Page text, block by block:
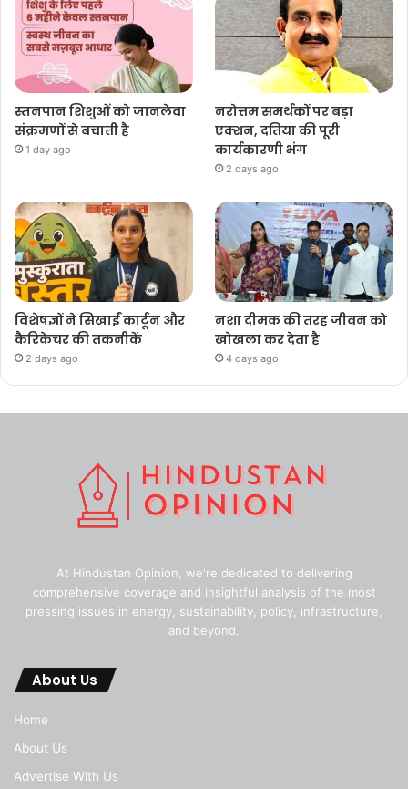
स्तनपान शिशुओं को जानलेवा
संक्रमणों से बचाती है
1 day ago
नरोत्तम समर्थकों पर बड़ा
एक्शन, दतिया की पूरी
कार्यकारणी भंग
2 days ago
विशेषज्ञों ने सिखाईं कार्टून और
कैरिकेचर की तकनीकें
2 days ago
नशा दीमक की तरह जीवन को
खोखला कर देता है
4 days ago
At Hindustan Opinion, we're dedicated to delivering
comprehensive coverage and insightful analysis of the most
pressing issues in energy, sustainability, policy, infrastructure,
and beyond.
About Us
Home
About Us
Advertise With Us